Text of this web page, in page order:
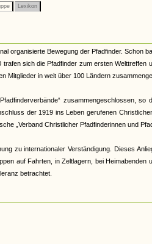
Lexikon
organisierte Bewegung der Pfadfinder. Schon
sich die Pfadfinder zum ersten Welttreffen
Mitglieder in weit über 100 Ländern
zusammengeschlossen, so
der 1919 ins Leben gerufenen
„Verband Christlicher Pfadfinderinnen und
zu internationaler Verständigung. Dieses
auf Fahrten, in Zeltlagern, bei Heimabenden
betrachtet.